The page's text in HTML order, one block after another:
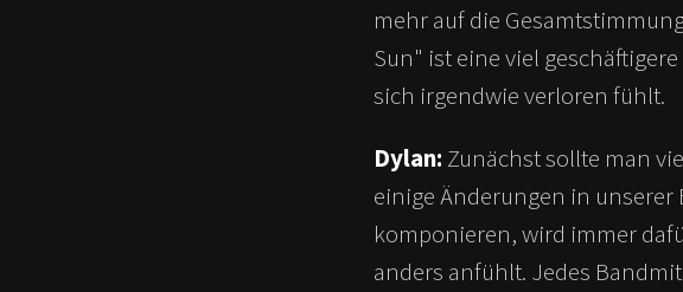
mehr auf die
Sun" ist eine viel
sich irgendwie verloren fühlt.
Dylan: Zunächst sollte man
einige Änderungen in unserer
komponieren, wird immer
anders anfühlt. Jedes